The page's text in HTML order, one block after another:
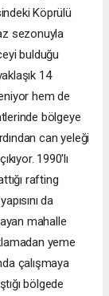
Köprülü
sezonuyla
bulduğu
14
hem de
bölgeye
can yeleği
1990'lı
rafting
da
mahalle
yeme
çalışmaya
bölgede